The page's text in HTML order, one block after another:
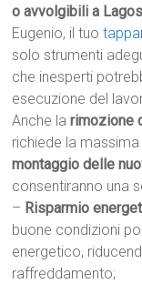
o avvolgibili a
Eugenio, il tuo
solo strumenti
che inesperti
esecuzione del
Anche larimozione
richiede la
montaggio delle
consentiranno una
– Risparmio
buone condizioni
energetico,
raffreddamento;